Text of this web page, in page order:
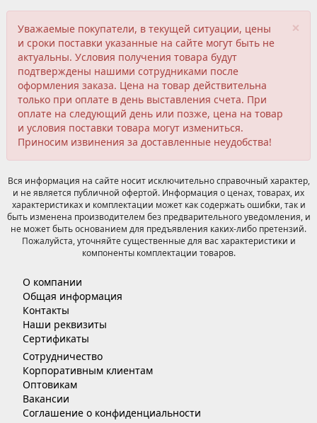
×
Уважаемые покупатели, в текущей ситуации, цены
и сроки поставки указанные на сайте могут быть не
актуальны. Условия получения товара будут
подтверждены нашими сотрудниками после
оформления заказа. Цена на товар действительна
только при оплате в день выставления счета. При
оплате на следующий день или позже, цена на товар
и условия поставки товара могут измениться.
Приносим извинения за доставленные неудобства!
Вся информация на сайте носит исключительно справочный характер,
и не является публичной офертой. Информация о ценах, товарах, их
характеристиках и комплектации может как содержать ошибки, так и
быть изменена производителем без предварительного уведомления, и
не может быть основанием для предъявления каких-либо претензий.
Пожалуйста, уточняйте существенные для вас характеристики и
компоненты комплектации товаров.
О компании
Общая информация
Контакты
Наши реквизиты
Сертификаты
Сотрудничество
Корпоративным клиентам
Оптовикам
Вакансии
Соглашение о конфиденциальности